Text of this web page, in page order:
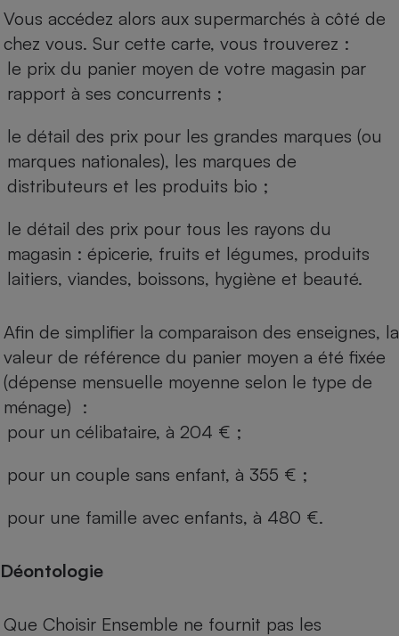
Vous accédez alors aux supermarchés à côté de
chez vous. Sur cette carte, vous trouverez :
le prix du panier moyen de votre magasin par
rapport à ses concurrents ;
le détail des prix pour les grandes marques (ou
marques nationales), les marques de
distributeurs et les produits bio ;
le détail des prix pour tous les rayons du
magasin : épicerie, fruits et légumes, produits
laitiers, viandes, boissons, hygiène et beauté.
Afin de simplifier la comparaison des enseignes, la
valeur de référence du panier moyen a été fixée
(dépense mensuelle moyenne selon le type de
ménage) :
pour un célibataire, à 204 € ;
pour un couple sans enfant, à 355 € ;
pour une famille avec enfants, à 480 €.
Déontologie
Que Choisir Ensemble ne fournit pas les